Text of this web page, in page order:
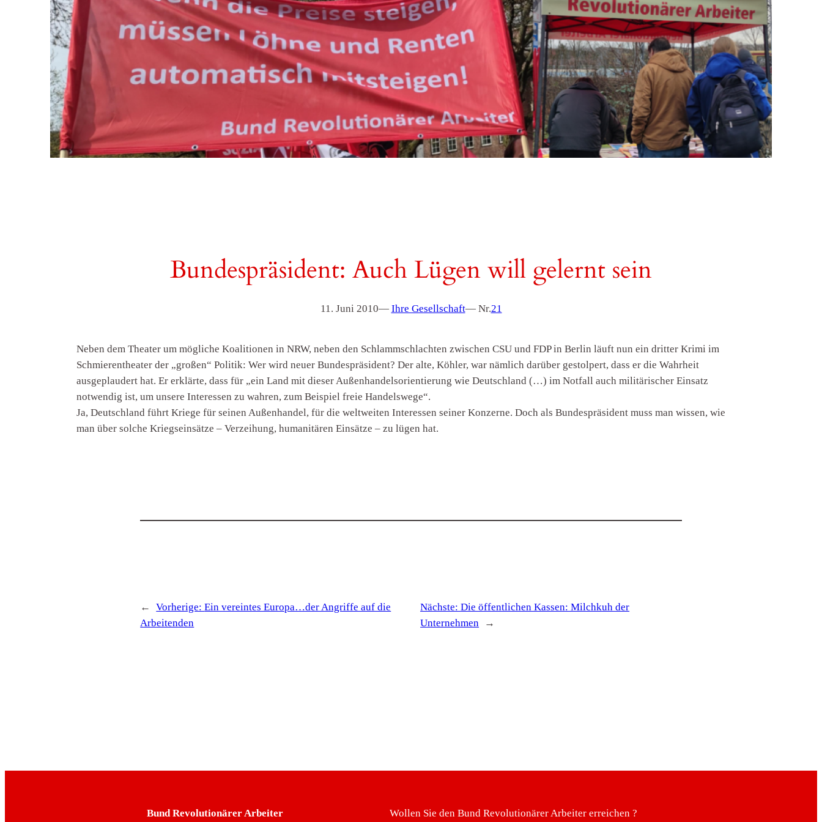
Bundespräsident: Auch Lügen will gelernt sein
11. Juni 2010— Ihre Gesellschaft— Nr.21
Neben dem Theater um mögliche Koalitionen in NRW, neben den Schlammschlachten zwischen CSU und FDP in Berlin läuft nun ein dritter Krimi im
Schmierentheater der „großen“ Politik: Wer wird neuer Bundespräsident? Der alte, Köhler, war nämlich darüber gestolpert, dass er die Wahrheit
ausgeplaudert hat. Er erklärte, dass für „ein Land mit dieser Außenhandelsorientierung wie Deutschland (…) im Notfall auch militärischer Einsatz
notwendig ist, um unsere Interessen zu wahren, zum Beispiel freie Handelswege“.
Ja, Deutschland führt Kriege für seinen Außenhandel, für die weltweiten Interessen seiner Konzerne. Doch als Bundespräsident muss man wissen, wie
man über solche Kriegseinsätze – Verzeihung, humanitären Einsätze – zu lügen hat.
← Vorherige:Ein vereintes Europa…der Angriffe auf die
Arbeitenden
Nächste:Die öffentlichen Kassen: Milchkuh der
Unternehmen
→
Bund Revolutionärer Arbeiter Wollen Sie den Bund Revolutionärer Arbeiter erreichen ?